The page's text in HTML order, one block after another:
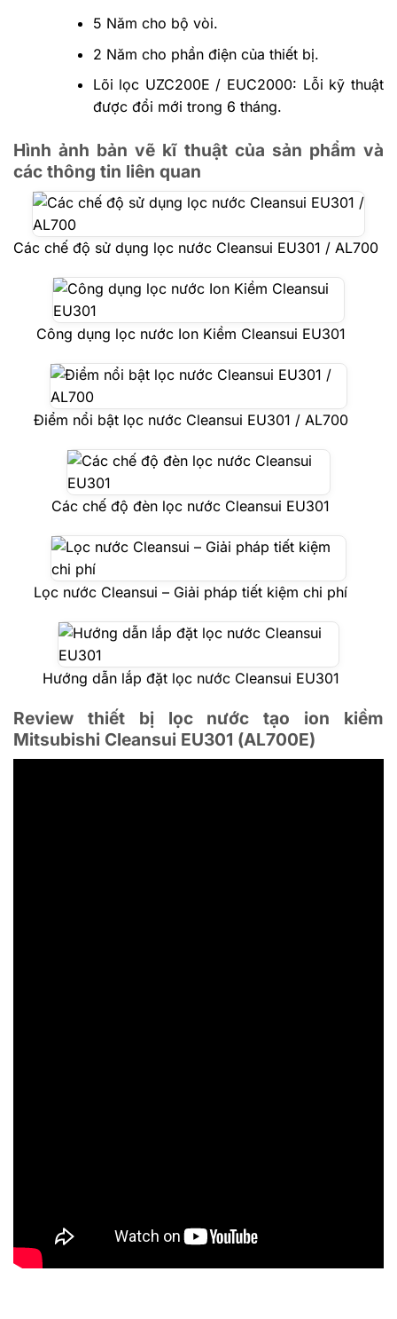
5 Năm cho bộ vòi.
2 Năm cho phần điện của thiết bị.
Lõi lọc UZC200E / EUC2000: Lỗi kỹ thuật
được đổi mới trong 6 tháng.
Hình ảnh bản vẽ kĩ thuật của sản phẩm và
các thông tin liên quan
Các chế độ sử dụng lọc nước Cleansui EU301 / AL700
Công dụng lọc nước Ion Kiềm Cleansui EU301
Điểm nổi bật lọc nước Cleansui EU301 / AL700
Các chế độ đèn lọc nước Cleansui EU301
Lọc nước Cleansui – Giải pháp tiết kiệm chi phí
Hướng dẫn lắp đặt lọc nước Cleansui EU301
Review thiết bị lọc nước tạo ion kiềm
Mitsubishi Cleansui EU301 (AL700E)